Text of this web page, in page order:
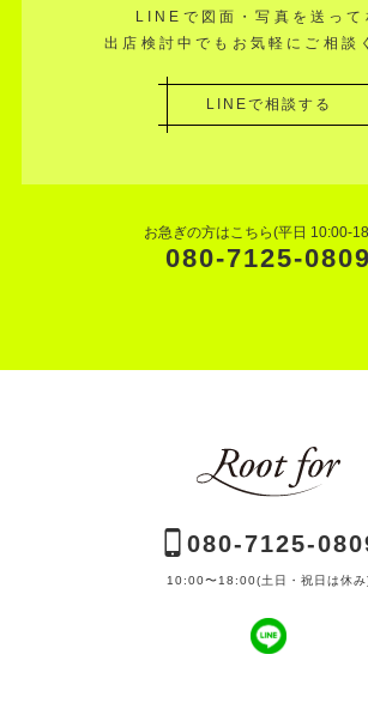
LINEで図面・写真を送って
出店検討中でもお気軽にご相談
LINEで相談する
お急ぎの方はこちら(平日 10:00-
080-7125-0809
080-7125-
10:00〜18:00(土日・祝日は休み